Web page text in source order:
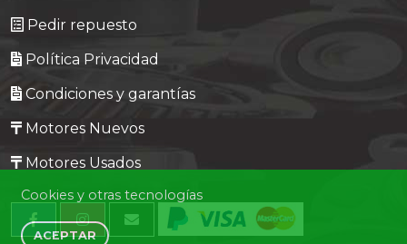
Pedir repuesto
Política Privacidad
Condiciones y garantías
Motores Nuevos
Motores Usados
Cookies y otras tecnologías
ACEPTAR